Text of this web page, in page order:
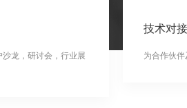
龙，研讨会，行业展
技术对接
为合作伙